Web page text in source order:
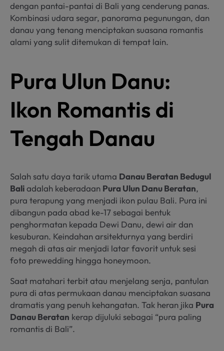
dengan pantai-pantai di Bali yang cenderung panas.
Kombinasi udara segar, panorama pegunungan, dan
danau yang tenang menciptakan suasana romantis
alami yang sulit ditemukan di tempat lain.
Pura Ulun Danu:
Ikon Romantis di
Tengah Danau
Salah satu daya tarik utama Danau Beratan Bedugul
Baliadalah keberadaan Pura Ulun Danu Beratan,
pura terapung yang menjadi ikon pulau Bali. Pura ini
dibangun pada abad ke-17 sebagai bentuk
penghormatan kepada Dewi Danu, dewi air dan
kesuburan. Keindahan arsitekturnya yang berdiri
megah di atas air menjadi latar favorit untuk sesi
foto prewedding hingga honeymoon.
Saat matahari terbit atau menjelang senja, pantulan
pura di atas permukaan danau menciptakan suasana
dramatis yang penuh kehangatan. Tak heran jika Pura
Danau Beratan kerap dijuluki sebagai “pura paling
romantis di Bali”.